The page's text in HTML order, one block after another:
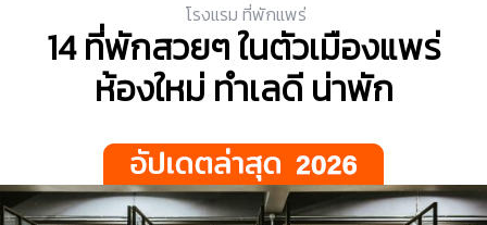
โรงแรม ที่พักแพร่
14 ที่พักสวยๆ ในตัวเมืองแพร่
ห้องใหม่ ทำเลดี น่าพัก